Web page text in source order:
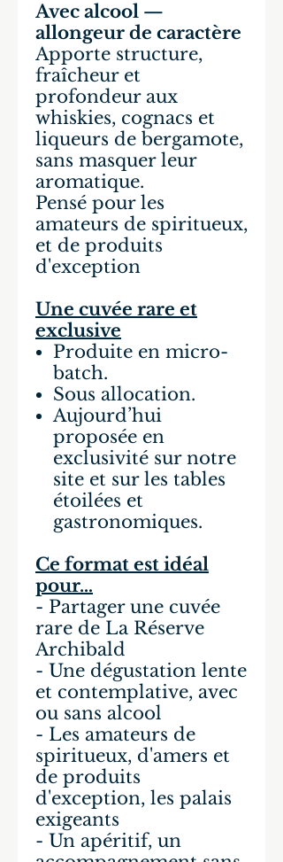
Avec alcool —
allongeur de caractère
Apporte structure,
fraîcheur et
profondeur aux
whiskies, cognacs et
liqueurs de bergamote,
sans masquer leur
aromatique.
Pensé pour les
amateurs de spiritueux,
et de produits
d'exception
Une cuvée rare et
exclusive
Produite en micro-
batch.
Sous allocation.
Aujourd’hui
proposée en
exclusivité sur notre
site et sur les tables
étoilées et
gastronomiques.
Ce format est idéal
pour…
- Partager une cuvée
rare de La Réserve
Archibald
- Une dégustation lente
et contemplative, avec
ou sans alcool
- Les amateurs de
spiritueux, d'amers et
de produits
d'exception, les palais
exigeants
- Un apéritif, un